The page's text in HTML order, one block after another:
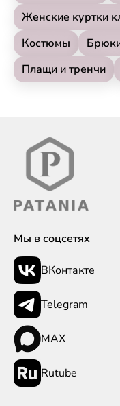
Женские куртки
Костюмы
Плащи и тренчи
Мы в соцсетях
ВКонтакте
Telegram
MAX
Rutube